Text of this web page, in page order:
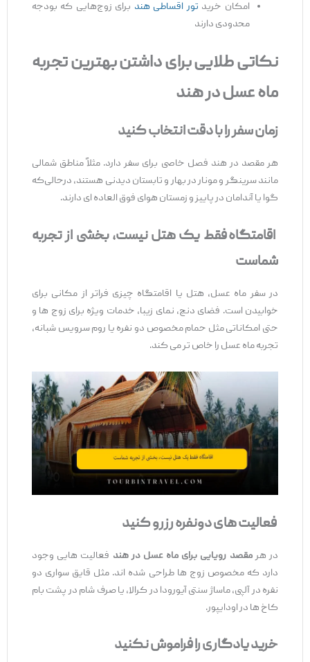
امکان خریدتور اقساطی هندبرای زوج‌هایی که بودجه
محدودی دارند
نکاتی طلایی برای داشتن بهترین تجربه
ماه عسل در هند
زمان سفر را با دقت انتخاب کنید
هر مقصد در هند فصل خاصی برای سفر دارد. مثلاً مناطق شمالی
مانند سرینگر و مونار در بهار و تابستان دیدنی هستند، درحالی‌که
گوا یا آندامان در پاییز و زمستان هوای فوق ‌العاده ‌ای دارند.
اقامتگاه فقط یک هتل نیست، بخشی از تجربه
شماست
در سفر ماه عسل، هتل یا اقامتگاه چیزی فراتر از مکانی برای
خوابیدن است. فضای دنج، نمای زیبا، خدمات ویژه برای زوج ‌ها و
حتی امکاناتی مثل حمام مخصوص دو نفره یا روم سرویس شبانه،
تجربه‌ ماه عسل را خاص ‌تر می ‌کند.
فعالیت‌های دونفره رزرو کنید
در هرمقصد رویایی برای ماه عسل در هندفعالیت‌ هایی وجود
دارد که مخصوص زوج ‌ها طراحی شده ‌اند. مثل قایق ‌سواری دو
نفره در آلپی، ماساژ سنتی آیورودا در کرالا، یا صرف شام در پشت ‌بام
کاخ‌ ها در اودایپور.
خرید یادگاری را فراموش نکنید